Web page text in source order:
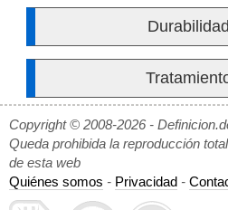
Durabilidad
Copyright © 2008-2026 -
Queda prohibida la reproducción
de esta web
Quiénes somos - Privacidad -